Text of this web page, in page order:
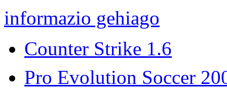
informazio gehiago
Counter Strike 1.6
Pro Evolution Soccer